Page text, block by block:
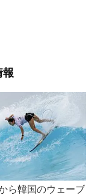
報
ら韓国のウェーブ